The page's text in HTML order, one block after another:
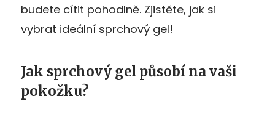
budete cítit pohodlně. Zjistěte, jak si
vybrat ideální sprchový gel!
Jak sprchový gel působí na vaši
pokožku?